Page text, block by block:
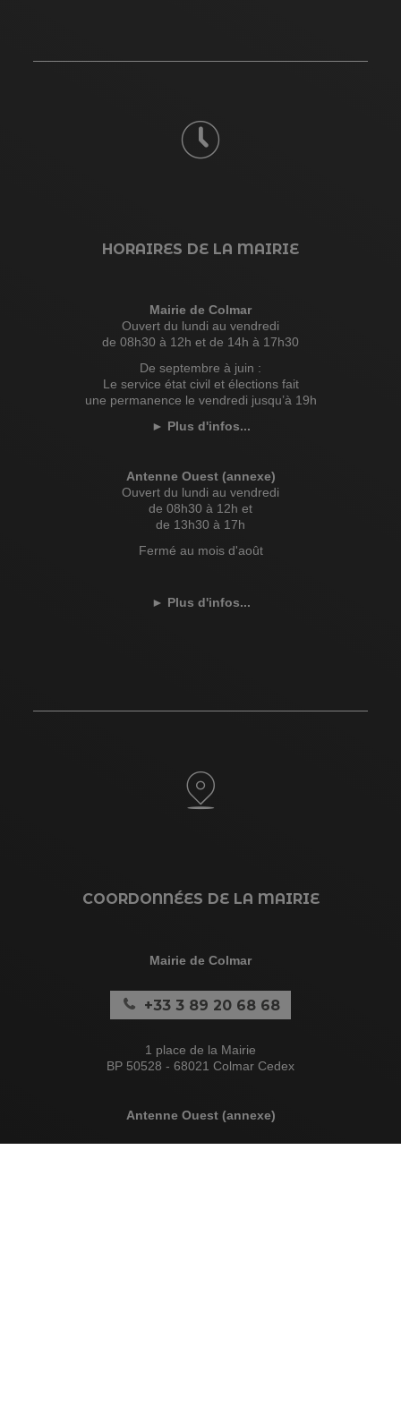
HORAIRES DE LA MAIRIE
Mairie de Colmar
Ouvert du lundi au vendredi
de 08h30 à 12h et de 14h à 17h30
De septembre à juin :
Le service état civil et élections fait
une permanence le vendredi jusqu’à 19h
► Plus d'infos...
Antenne Ouest (annexe)
Ouvert du lundi au vendredi
de 08h30 à 12h et
de 13h30 à 17h
Fermé au mois d'août
► Plus d'infos...
COORDONNÉES DE LA MAIRIE
Mairie de Colmar
+33 3 89 20 68 68
1 place de la Mairie
BP 50528 - 68021 Colmar Cedex
Antenne Ouest (annexe)